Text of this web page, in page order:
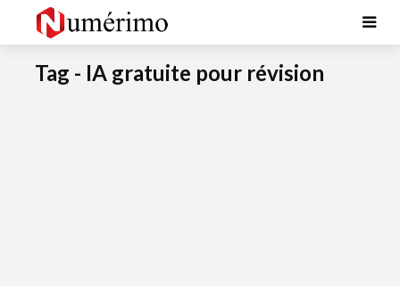
Tag - IA gratuite pour révision